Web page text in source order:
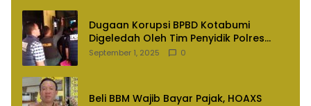
Dugaan Korupsi BPBD Kotabumi
Digeledah Oleh Tim Penyidik Polres
Lampung Utara
September 1, 2025 0
Beli BBM Wajib Bayar Pajak, HOAXS